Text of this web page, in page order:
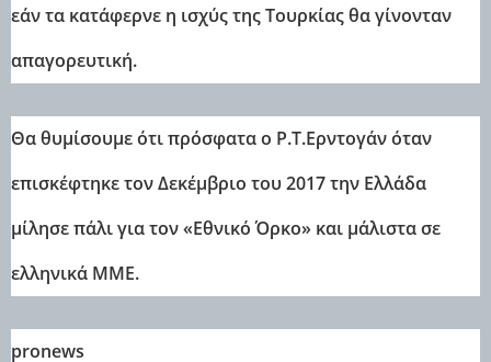
εάν τα κατάφερνε η ισχύς της Τουρκίας θα γίνονταν
απαγορευτική.
Θα θυμίσουμε ότι πρόσφατα ο Ρ.Τ.Ερντογάν όταν
επισκέφτηκε τον Δεκέμβριο του 2017 την Ελλάδα
μίλησε πάλι για τον «Εθνικό Όρκο» και μάλιστα σε
ελληνικά ΜΜΕ.
pronews